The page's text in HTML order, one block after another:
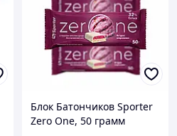
Блок Батончиков Sporter
Zero One, 50 грамм